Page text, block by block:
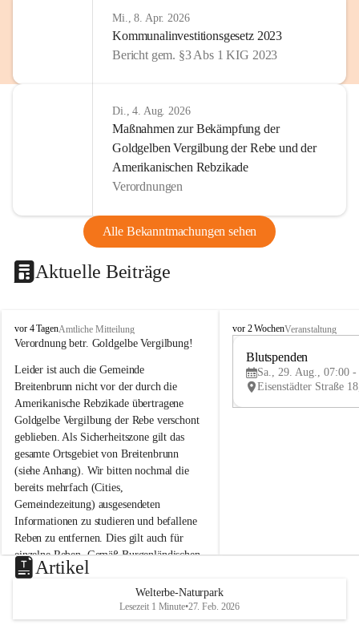
Mi., 8. Apr. 2026
Kommunalinvestitionsgesetz 2023
Bericht gem. §3 Abs 1 KIG 2023
Di., 4. Aug. 2026
Maßnahmen zur Bekämpfung der
Goldgelben Vergilbung der Rebe und der
Amerikanischen Rebzikade
Verordnungen
Alle Bekanntmachungen sehen
Aktuelle Beiträge
B
r
i
t
e
n
b
r
u
n
n
a
m
N
e
u
s
d
vor 4 TagenAmtliche Mitteilung
Verordnung betr. Goldgelbe Vergilbung!
Leider ist auch die Gemeinde
Breitenbrunn nicht vor der durch die
Amerikanische Rebzikade übertragene
Goldgelbe Vergilbung der Rebe verschont
geblieben. Als Sicherheitszone gilt das
gesamte Ortsgebiet von Breitenbrunn
(siehe Anhang). Wir bitten nochmal die
bereits mehrfach (Cities,
Gemeindezeitung) ausgesendeten
Informationen zu studieren und befallene
Reben zu entfernen. Dies gilt auch für
einzelne Reben. Gemäß Burgenländischen
Weinbaugesetz sind nicht gepflegte oder
unzulässige Weingärten zu roden! Bitte
helfen wir zusammen um unsere Winzer
vor den prognostizierten Ernteausfällen
B
e
u
e
d
vor 2 WochenVeranstaltung
Blutspenden
Sa., 29. Aug., 07:00 -
Artikel
Welterbe-Naturpark
Lesezeit 1 Minute•27. Feb. 2026